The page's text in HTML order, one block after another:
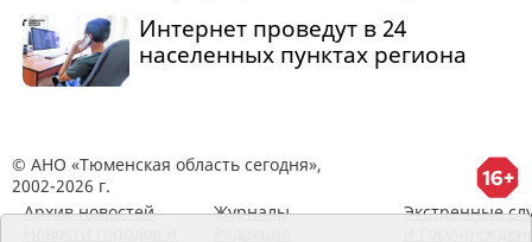
Интернет проведут в 24
населенных пунктах региона
© АНО «Тюменская область сегодня»,
2002-2026 г.
Архив новостей
Журналы
Экстренные